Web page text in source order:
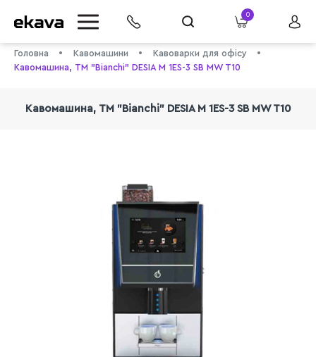
info@ekava.com.ua
0
Головна Кавомашини
Кавоварки для офісу
Кавомашина, ТМ "Bianchi" DESIA M 1ES-3 SB MW T10
Кавомашина, ТМ "Bianchi" DESIA M 1ES-3 SB MW T10